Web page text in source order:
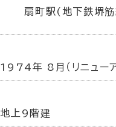
扇町駅(地下鉄堺
1974年 8月（リニュー
地上9階建